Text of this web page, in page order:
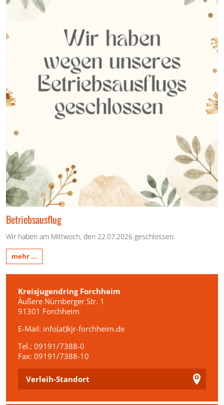
Betriebsausflug
Wir haben am Mittwoch, den 22.07.2026 geschlossen.
mehr ...
Kreisjugendring Forchheim
Äußere Nürnberger Str. 1
91301 Forchheim
E-Mail: info(at)kjr-forchheim.de
Tel.: 09191/7388-0
Fax: 09191/7388-10
Verleih-Standort